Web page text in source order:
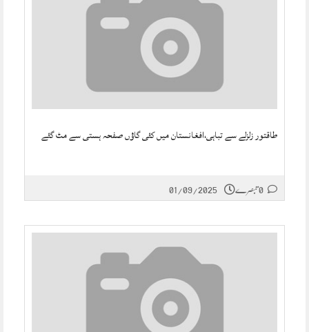
طاقتور زلزلے سے تباہی،افغانستان میں کئی گاؤں صفحہ ہستی سے مٹ گئے
01/09/2025